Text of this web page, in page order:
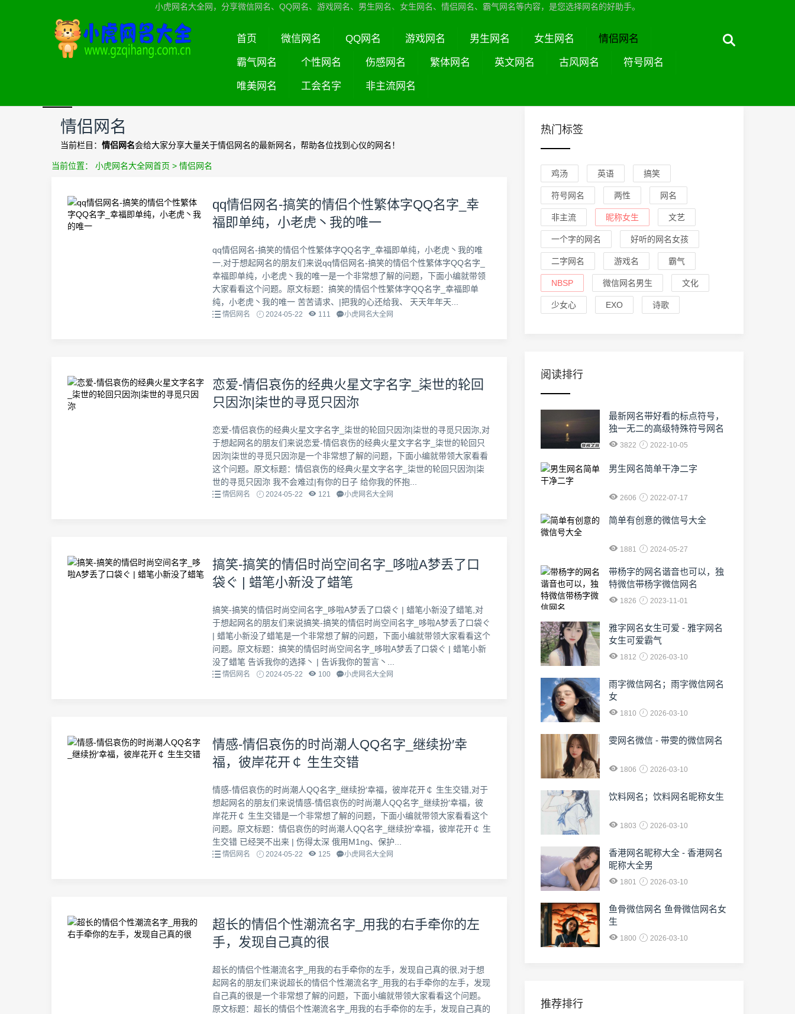
小虎网名大全网，分享微信网名、QQ网名、游戏网名、男生网名、女生网名、情侣网名、霸气网名等内容，是您选择网名的好助手。
首页 微信网名 QQ网名 游戏网名 男生网名 女生网名 情侣网名
霸气网名 个性网名 伤感网名 繁体网名 英文网名 古风网名 符号网名
唯美网名 工会名字 非主流网名
情侣网名
当前栏目： 情侣网名会给大家分享大量关于情侣网名的最新网名，帮助各位找到心仪的网名！
当前位置： 小虎网名大全网首页 > 情侣网名
qq情侣网名-搞笑的情侣个性繁体字QQ名字_幸
福即单纯，小老虎丶我的唯一
qq情侣网名-搞笑的情侣个性繁体字QQ名字_幸福即单纯，小老虎丶我的唯
一,对于想起网名的朋友们来说qq情侣网名-搞笑的情侣个性繁体字QQ名字_
幸福即单纯，小老虎丶我的唯一是一个非常想了解的问题，下面小编就带领
大家看看这个问题。原文标题：搞笑的情侣个性繁体字QQ名字_幸福即单
纯，小老虎丶我的唯一 苦苦请求、|把我的心还给我、 天天年年天...
情侣网名 2024-05-22 111 小虎网名大全网
恋爱-情侣哀伤的经典火星文字名字_柒世的轮回
只因沵|柒世的寻觅只因沵
恋爱-情侣哀伤的经典火星文字名字_柒世的轮回只因沵|柒世的寻觅只因沵,对
于想起网名的朋友们来说恋爱-情侣哀伤的经典火星文字名字_柒世的轮回只
因沵|柒世的寻觅只因沵是一个非常想了解的问题，下面小编就带领大家看看
这个问题。原文标题：情侣哀伤的经典火星文字名字_柒世的轮回只因沵|柒
世的寻觅只因沵 我不会难过|有你的日子 给你我的怀抱...
情侣网名 2024-05-22 121 小虎网名大全网
搞笑-搞笑的情侣时尚空间名字_哆啦A梦丢了口
袋ぐ | 蜡笔小新没了蜡笔
搞笑-搞笑的情侣时尚空间名字_哆啦A梦丢了口袋ぐ | 蜡笔小新没了蜡笔,对
于想起网名的朋友们来说搞笑-搞笑的情侣时尚空间名字_哆啦A梦丢了口袋ぐ
| 蜡笔小新没了蜡笔是一个非常想了解的问题，下面小编就带领大家看看这个
问题。原文标题：搞笑的情侣时尚空间名字_哆啦A梦丢了口袋ぐ | 蜡笔小新
没了蜡笔 告诉我你的选择丶 | 告诉我你的誓言丶...
情侣网名 2024-05-22 100 小虎网名大全网
情感-情侣哀伤的时尚潮人QQ名字_继续扮′幸
福，彼岸花开￠ 生生交错
情感-情侣哀伤的时尚潮人QQ名字_继续扮′幸福，彼岸花开￠ 生生交错,对于
想起网名的朋友们来说情感-情侣哀伤的时尚潮人QQ名字_继续扮′幸福，彼
岸花开￠ 生生交错是一个非常想了解的问题，下面小编就带领大家看看这个
问题。原文标题：情侣哀伤的时尚潮人QQ名字_继续扮′幸福，彼岸花开￠ 生
生交错 已经哭不出来 | 伤得太深 俄用M1ng、保护...
情侣网名 2024-05-22 125 小虎网名大全网
超长的情侣个性潮流名字_用我的右手牵你的左
手，发现自己真的很
超长的情侣个性潮流名字_用我的右手牵你的左手，发现自己真的很,对于想
起网名的朋友们来说超长的情侣个性潮流名字_用我的右手牵你的左手，发现
自己真的很是一个非常想了解的问题，下面小编就带领大家看看这个问题。
原文标题：超长的情侣个性潮流名字_用我的右手牵你的左手，发现自己真的
热门标签
鸡汤 英语 搞笑
符号网名 两性 网名
非主流 昵称女生 文艺
一个字的网名 好听的网名女孩
二字网名 游戏名 霸气
NBSP 微信网名男生 文化
少女心 EXO 诗歌
阅读排行
最新网名带好看的标点符号，
独一无二的高级特殊符号网名
3822 2022-10-05
男生网名简单干净二字
2606 2022-07-17
简单有创意的微信号大全
1881 2024-05-27
​带杨字的网名谐音也可以，独
特微信带杨字微信网名
1826 2023-11-01
雅字网名女生可爱 - 雅字网名
女生可爱霸气
1812 2026-03-10
雨字微信网名；雨字微信网名
女
1810 2026-03-10
雯网名微信 - 带雯的微信网名
1806 2026-03-10
饮料网名；饮料网名昵称女生
1803 2026-03-10
香港网名昵称大全 - 香港网名
昵称大全男
1801 2026-03-10
鱼骨微信网名 鱼骨微信网名女
生
1800 2026-03-10
推荐排行